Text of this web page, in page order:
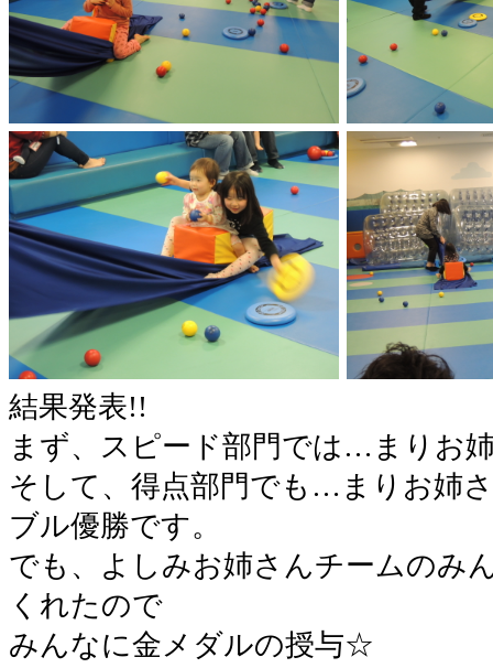
結果発表!!
まず、スピード部門では…まりお
そして、得点部門でも…まりお姉
ブル優勝です。
でも、よしみお姉さんチームのみ
くれたので
みんなに金メダルの授与☆